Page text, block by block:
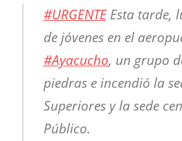
#URGENTEEsta tarde,
de jóvenes en el
#Ayacucho, un grupo
piedras e incendió la
Superiores y la sede
Público.